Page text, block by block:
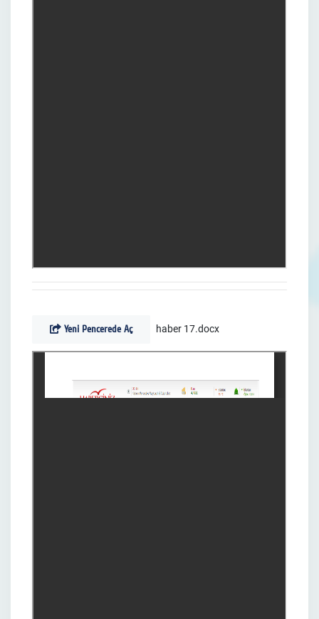
Yeni Pencerede Aç haber 17.docx